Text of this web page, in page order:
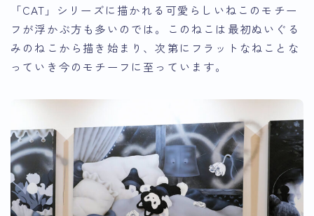
「CAT」シリーズに描かれる可愛らしいねこのモチー
フが浮かぶ方も多いのでは。このねこは 最初ぬいぐる
みのねこから描き始まり、次第にフラットなねことな
っていき今のモチーフに至っています。